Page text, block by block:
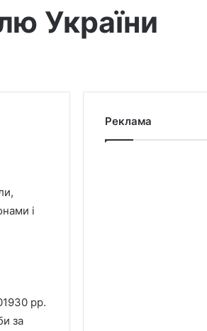
України
і
рр.
за
Реклама